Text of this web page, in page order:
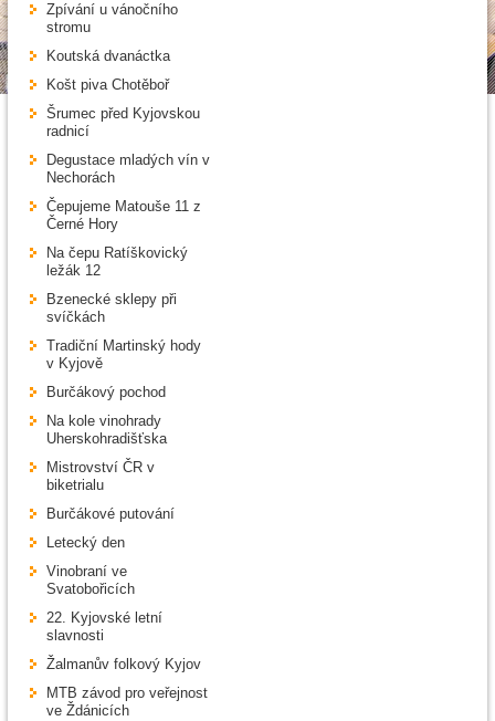
Zpívání u vánočního
stromu
Koutská dvanáctka
Košt piva Chotěboř
Šrumec před Kyjovskou
radnicí
Degustace mladých vín v
Nechorách
Čepujeme Matouše 11 z
Černé Hory
Na čepu Ratíškovický
ležák 12
Bzenecké sklepy při
svíčkách
Tradiční Martinský hody
v Kyjově
Burčákový pochod
Na kole vinohrady
Uherskohradišťska
Mistrovství ČR v
biketrialu
Burčákové putování
Letecký den
Vinobraní ve
Svatobořicích
22. Kyjovské letní
slavnosti
Žalmanův folkový Kyjov
MTB závod pro veřejnost
ve Ždánicích